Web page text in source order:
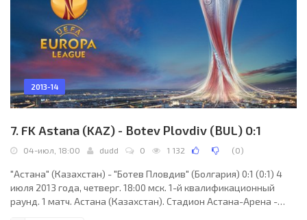
2013-14
7. FK Astana (KAZ) - Botev Plovdiv (BUL) 0:1
04-июл, 18:00 dudd 0 1 132 (0)
"Астана" (Казахстан) - "Ботев Пловдив" (Болгария) 0:1 (0:1) 4
июля 2013 года, четверг. 18:00 мск. 1-й квалификационный
раунд. 1 матч. Астана (Казахстан). Стадион Астана-Арена -